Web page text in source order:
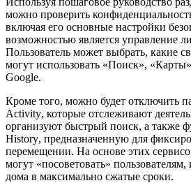
можно проверить
включая его основные настройки
возможностью является управление
Пользователь может выбрать, какие
могут использовать «Поиск»,
Google.
Кроме того, можно будет отключить
Activity, которые отслеживают
организуют быстрый поиск, а также
History, предназначенную для
перемещении. На основе этих
могут «посоветовать» пользователям,
дома в максимально сжатые сроки.